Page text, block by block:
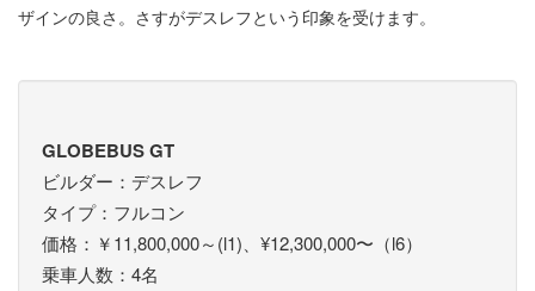
ザインの良さ。さすがデスレフという印象を受けます。
GLOBEBUS GT
ビルダー：デスレフ
タイプ：フルコン
価格：￥11,800,000～(l1)、¥12,300,000〜（l6）
乗車人数：4名